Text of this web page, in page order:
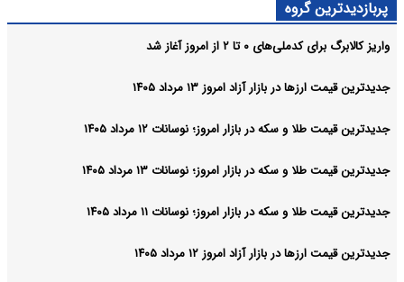
پربازدیدترین گروه
واریز کالابرگ برای کدملی‌های ۰ تا ۲ از امروز آغاز شد
جدیدترین قیمت ارزها در بازار آزاد امروز ۱۳ مرداد ۱۴۰۵
جدیدترین قیمت طلا و سکه در بازار امروز؛ نوسانات ۱۲ مرداد ۱۴۰۵
جدیدترین قیمت طلا و سکه در بازار امروز؛ نوسانات ۱۳ مرداد ۱۴۰۵
جدیدترین قیمت طلا و سکه در بازار امروز؛ نوسانات ۱۱ مرداد ۱۴۰۵
جدیدترین قیمت ارزها در بازار آزاد امروز ۱۲ مرداد ۱۴۰۵